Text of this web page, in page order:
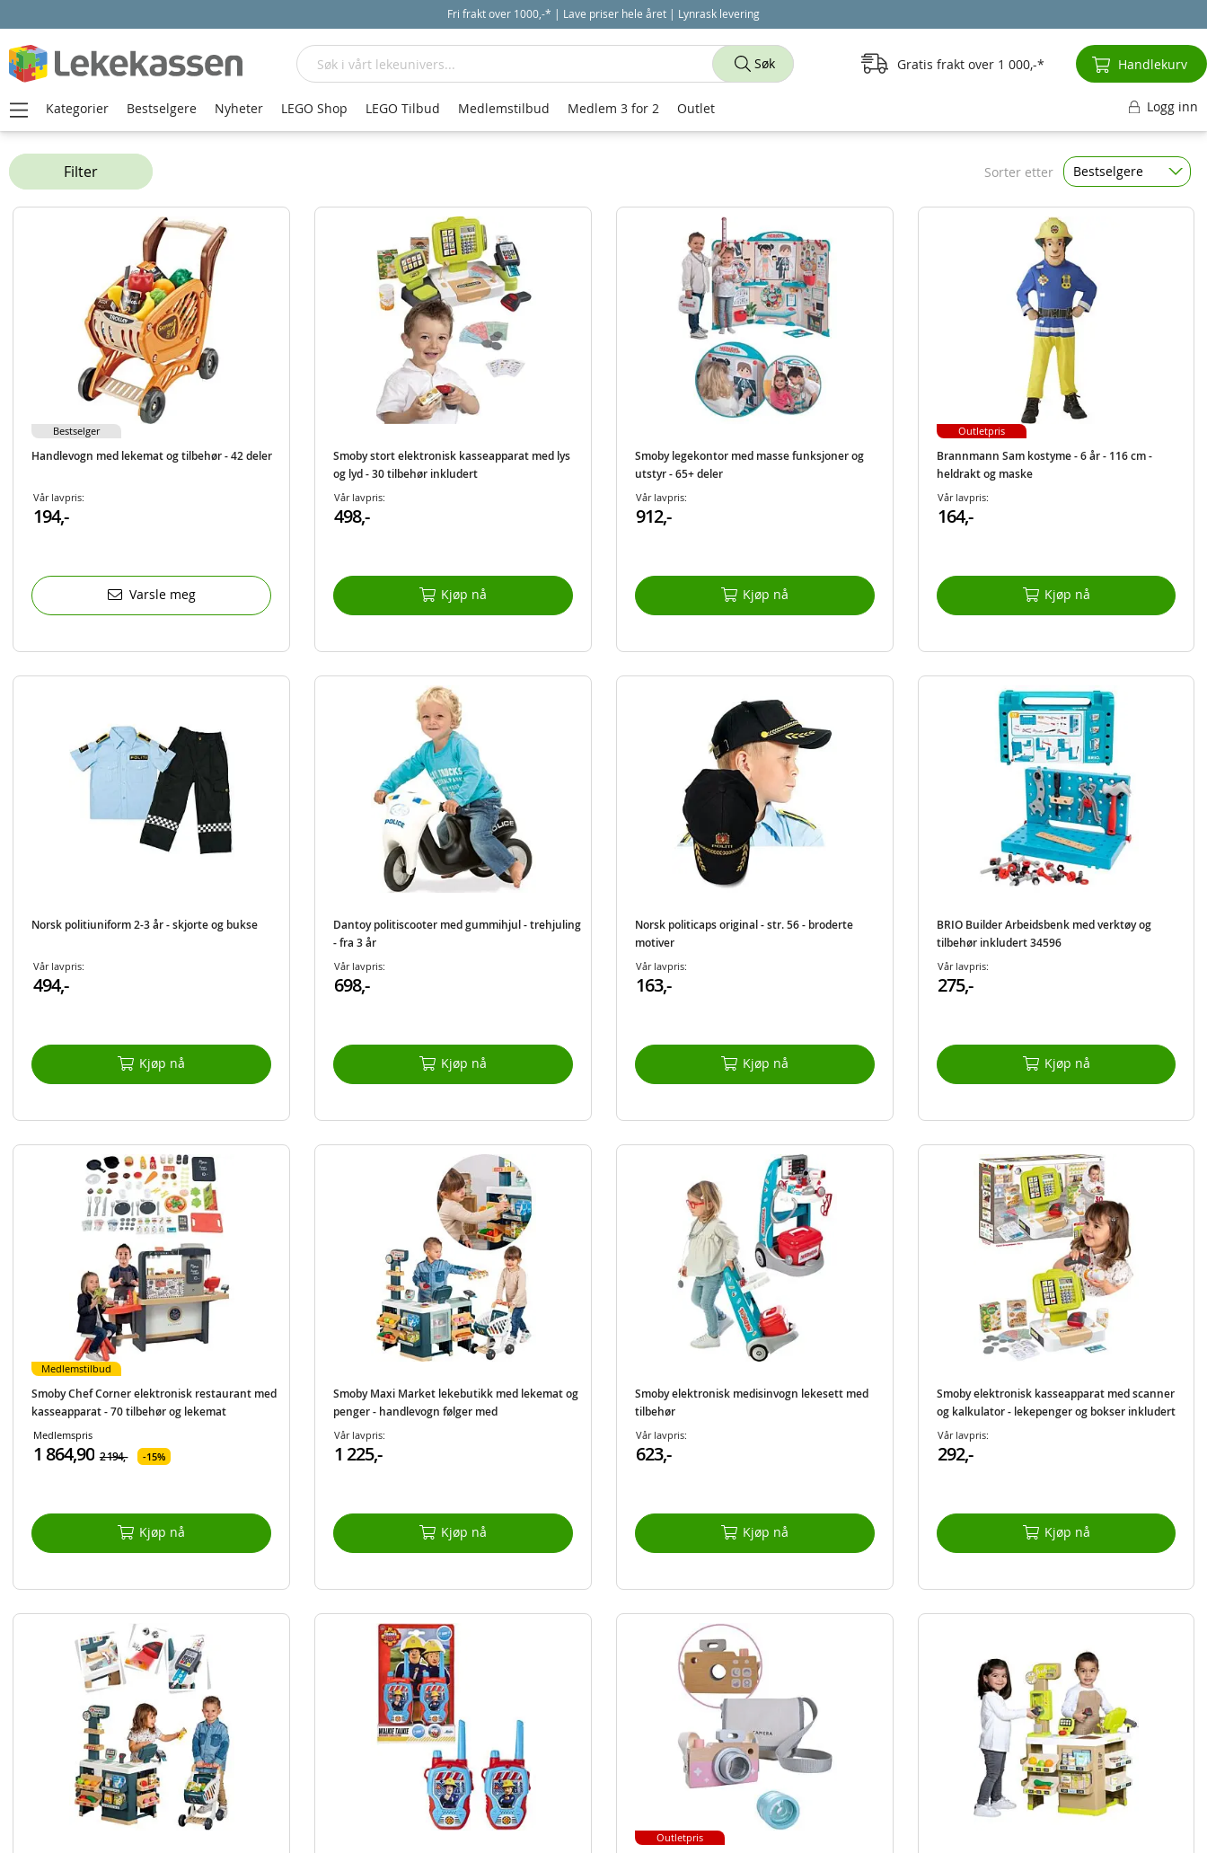
Fri frakt over 1000,-* | Lave priser hele året | Lynrask levering
Hjem Rollelek Yrkeslek
Filter Sorter etter Bestselgere
Handlevogn med lekemat og tilbehør - 42 deler
Vår lavpris:
194,-
Varsle meg
Bestselger
Smoby stort elektronisk kasseapparat med lys
og lyd - 30 tilbehør inkludert
Vår lavpris:
498,-
Kjøp nå
Smoby legekontor med masse funksjoner og
utstyr - 65+ deler
Vår lavpris:
912,-
Kjøp nå
Brannmann Sam kostyme - 6 år - 116 cm -
heldrakt og maske
Vår lavpris:
164,-
Kjøp nå
Outletpris
Norsk politiuniform 2-3 år - skjorte og bukse
Vår lavpris:
494,-
Kjøp nå
Dantoy politiscooter med gummihjul - trehjuling
- fra 3 år
Vår lavpris:
698,-
Kjøp nå
Norsk politicaps original - str. 56 - broderte
motiver
Vår lavpris:
163,-
Kjøp nå
BRIO Builder Arbeidsbenk med verktøy og
tilbehør inkludert 34596
Vår lavpris:
275,-
Kjøp nå
Smoby Chef Corner elektronisk restaurant med
kasseapparat - 70 tilbehør og lekemat
Medlemspris
1 864,90 2 194,- 15%
Kjøp nå
Medlemstilbud
Smoby Maxi Market lekebutikk med lekemat og
penger - handlevogn følger med
Vår lavpris:
1 225,-
Kjøp nå
Smoby elektronisk medisinvogn lekesett med
tilbehør
Vår lavpris:
623,-
Kjøp nå
Smoby elektronisk kasseapparat med scanner
og kalkulator - lekepenger og bokser inkludert
Vår lavpris:
292,-
Kjøp nå
Outletpris
Søk
Søk Gratis frakt over 1 000,- Handlekurv
Kategorier Bestselgere Nyheter LEGO Shop LEGO Tilbud Medlemstilbud Medlem 3 for 2 Outlet Logg inn